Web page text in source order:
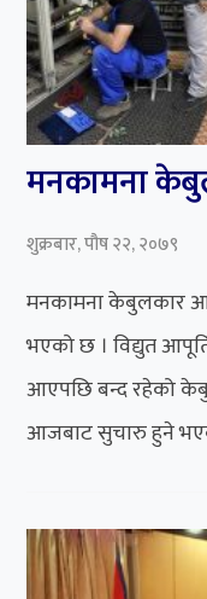
मनकामना
शुक्रबार, पौष २२, २०७९
मनकामना केबुलकार
भएको छ । विद्युत
आएपछि बन्द रहेको
आजबाट सुचारु हुने